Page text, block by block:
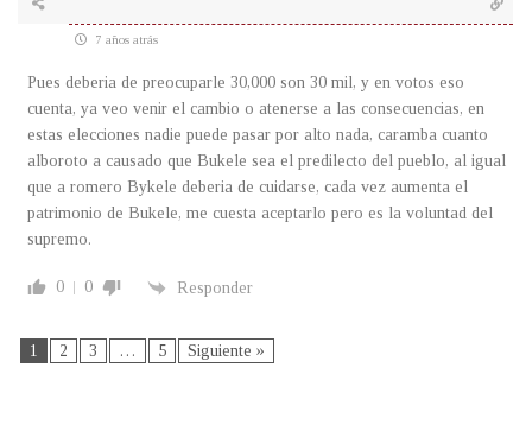
7 años atrás
Pues deberia de preocuparle 30,000 son 30 mil, y en votos eso
cuenta, ya veo venir el cambio o atenerse a las consecuencias, en
estas elecciones nadie puede pasar por alto nada, caramba cuanto
alboroto a causado que Bukele sea el predilecto del pueblo, al igual
que a romero Bykele deberia de cuidarse, cada vez aumenta el
patrimonio de Bukele, me cuesta aceptarlo pero es la voluntad del
supremo.
0 0 Responder
1 2 3 … 5 Siguiente »